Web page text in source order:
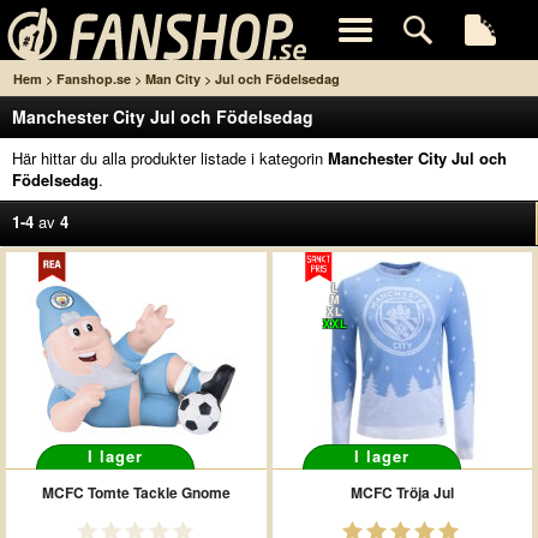
Hem > Fanshop.se > Man City > Jul och Födelsedag
Manchester City Jul och Födelsedag
Här hittar du alla produkter listade i kategorin Manchester City Jul och
Födelsedag.
1-4 av 4
I lager
MCFC Tomte Tackle Gnome
L
M
XL
XXL
I lager
MCFC Tröja Jul